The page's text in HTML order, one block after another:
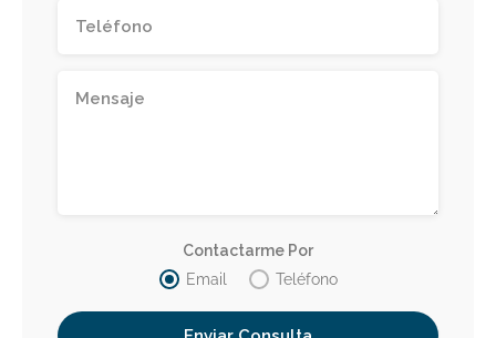
Contactarme Por
Email
Teléfono